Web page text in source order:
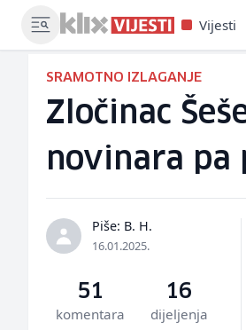
Vijesti
SRAMOTNO IZLAGANJE
Zločinac
novinara pa
Piše: B. H.
16.01.2025.
51
komentara
16
dijeljenja